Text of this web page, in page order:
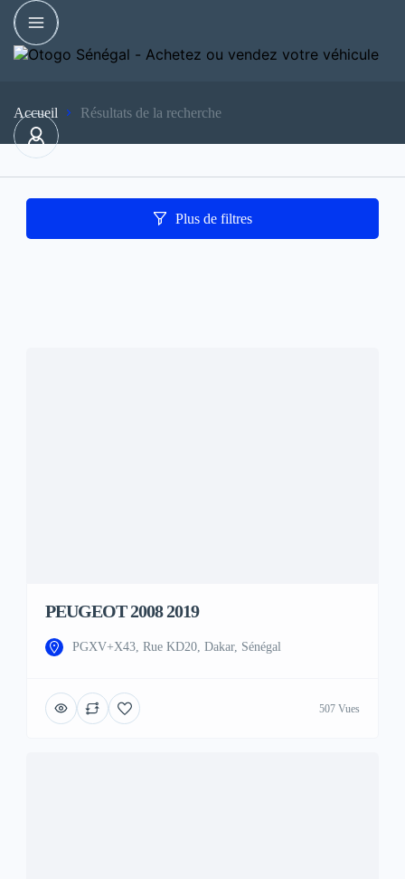
Accueil Résultats de la recherche
Plus de filtres
PEUGEOT 2008 2019
PGXV+X43, Rue KD20, Dakar, Sénégal
507 Vues